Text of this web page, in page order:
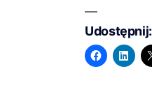
Udostępnij: